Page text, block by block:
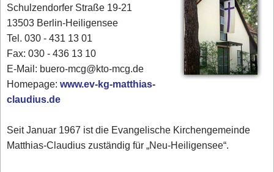
Schulzendorfer Straße 19-21
13503 Berlin-Heiligensee
Tel. 030 - 431 13 01
Fax: 030 - 436 13 10
E-Mail: buero-mcg@kto-mcg.de
Homepage:www.ev-kg-matthias-
claudius.de
Seit Januar 1967 ist die Evangelische Kirchengemeinde
Matthias-Claudius zuständig für „Neu-Heiligensee“.